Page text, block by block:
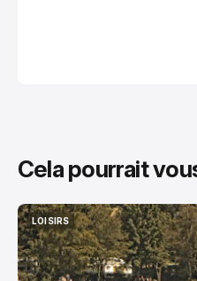
Cela pourrait
LOISIRS
LOISIRS